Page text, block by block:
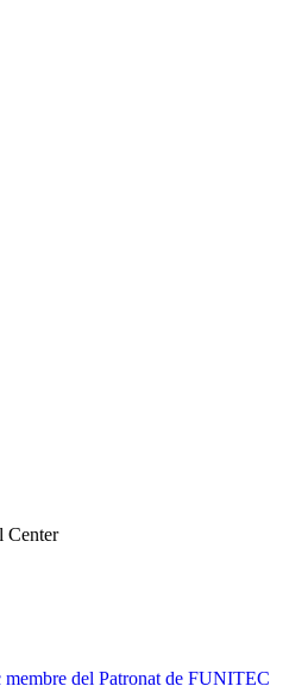
Center
del Patronat de FUNITEC